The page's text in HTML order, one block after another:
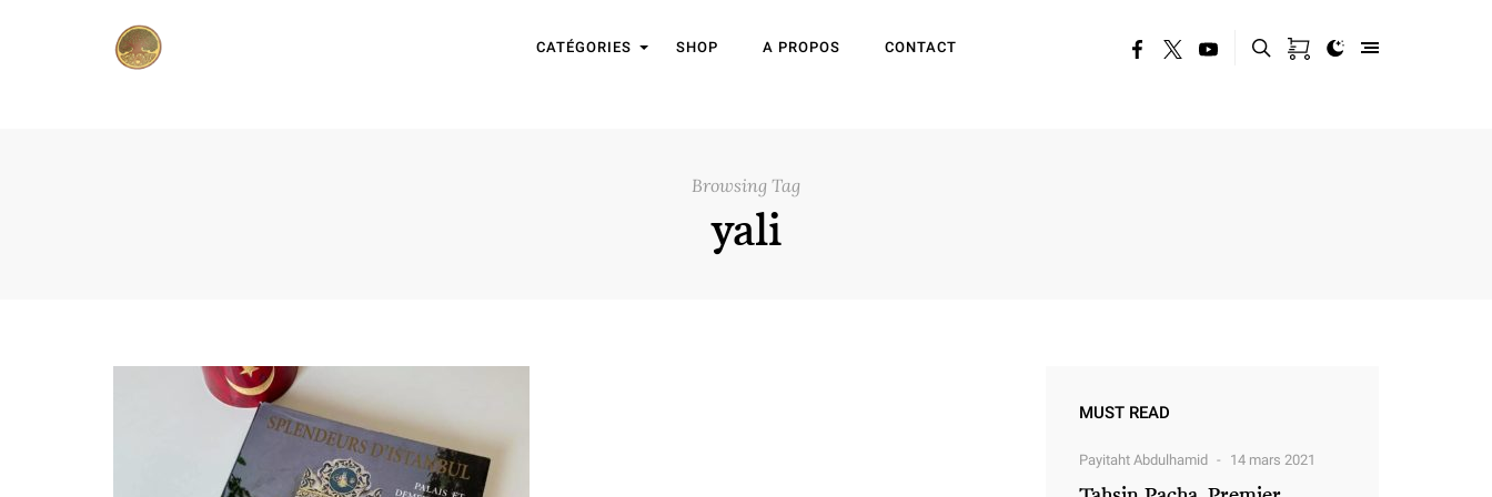
CATÉGORIES SHOP A PROPOS CONTACT
Browsing Tag
yali
MUST READ
Payitaht Abdulhamid 14 mars 2021